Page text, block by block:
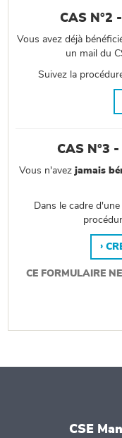
CAS N°2
Vous avez déjà
un mail du
Suivez la
CAS N°3
Vous n'avez jamais
Dans le cadre
CE FORMULAIRE
CSE